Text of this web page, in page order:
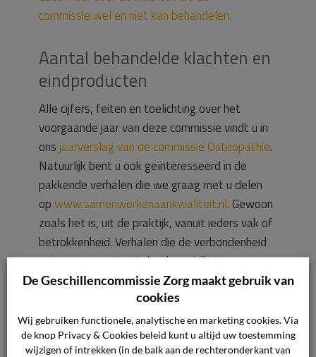
commissie wel en niet kan behandelen.
Aantal behandelde klachten en
eindproducten
Alle cijfers, feiten en toelichting over het
voorgaande jaar van deze commissie vindt u in
onsjaarverslag van de commissie Osteopathie.
Natuurlijk bent u ook geïnteresseerd in de
pakkende verhalen die we graag met u delen
opwww.samenwerkenaankwaliteit.nl. Gewoon
zoals het is, uit de praktijk, vanuit ieders vak of
betrokkenheid. Verhalen die de verbondenheid
met onze organisatie heel mooi illustreren.
Trotse verhalen, verhalen met een ziel,
verhalen met verbeelding.
Kosten
De Geschillencommissie Zorg maakt gebruik van
cookies
Wij gebruiken functionele, analytische en marketing cookies. Via
de knop Privacy & Cookies beleid kunt u altijd uw toestemming
wijzigen of intrekken (in de balk aan de rechteronderkant van